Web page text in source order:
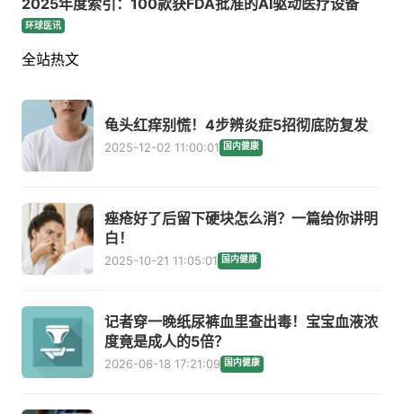
2025年度索引：100款获FDA批准的AI驱动医疗设备
环球医讯
全站热文
龟头红痒别慌！4步辨炎症5招彻底防复发
2025-12-02 11:00:01 国内健康
痤疮好了后留下硬块怎么消？一篇给你讲明
白！
2025-10-21 11:05:01 国内健康
记者穿一晚纸尿裤血里查出毒！宝宝血液浓
度竟是成人的5倍？
2026-06-18 17:21:09 国内健康